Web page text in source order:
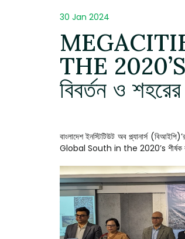
30 Jan 2024
THE 2020’S
বিবর্তন ও
বাংলাদেশ ইনস্টিটিউট অব প্ল্যানার্স
Global South in the 2020’s শীর্ষক বই এর